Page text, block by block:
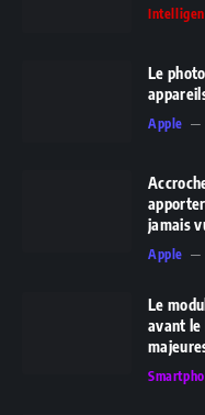
Le
Apple
jamais
Apple
Le
avant le